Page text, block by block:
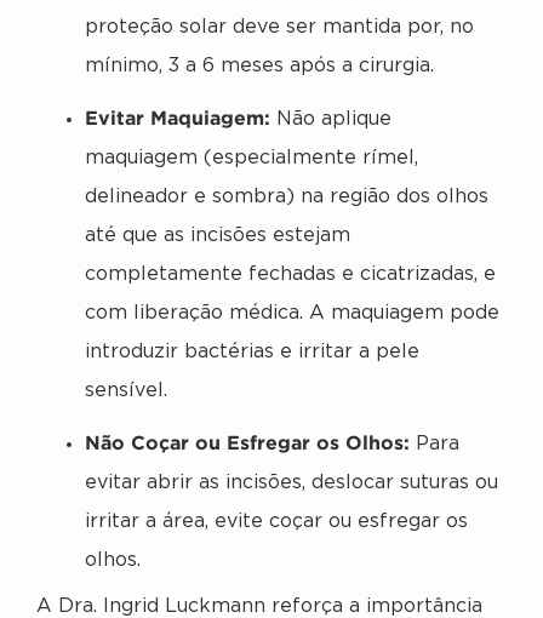
proteção solar deve ser mantida por, no
mínimo, 3 a 6 meses após a cirurgia.
Evitar Maquiagem: Não aplique
maquiagem (especialmente rímel,
delineador e sombra) na região dos olhos
até que as incisões estejam
completamente fechadas e cicatrizadas, e
com liberação médica. A maquiagem pode
introduzir bactérias e irritar a pele
sensível.
Não Coçar ou Esfregar os Olhos: Para
evitar abrir as incisões, deslocar suturas ou
irritar a área, evite coçar ou esfregar os
olhos.
A Dra. Ingrid Luckmann reforça a importância